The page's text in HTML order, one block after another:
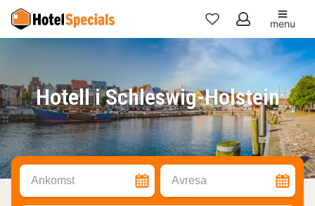
Mina
favoriter
menu
Hotell i Schleswig-Holstein
Ankomst Avresa